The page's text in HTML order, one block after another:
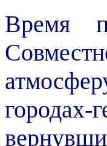
Время
городах-